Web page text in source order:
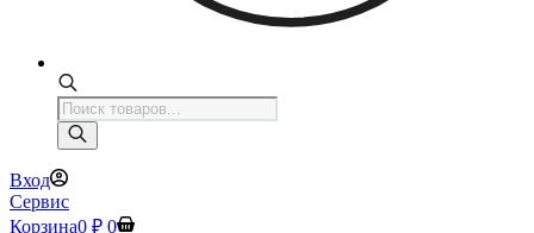
Поиск
товаров
Вход
Сервис
Корзина0 ₽ 0